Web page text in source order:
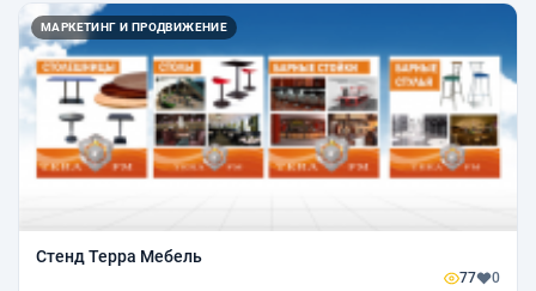
МАРКЕТИНГ И ПРОДВИЖЕНИЕ
Стенд Терра Мебель
77 0